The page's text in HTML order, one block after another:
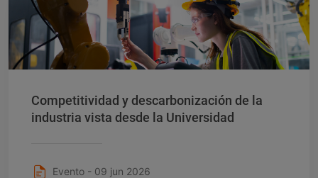
Competitividad y descarbonización de la
industria vista desde la Universidad
Evento - 09 jun 2026